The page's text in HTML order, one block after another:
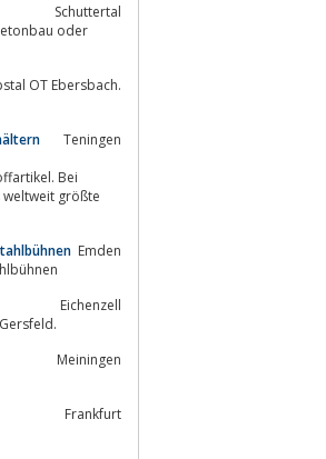
Schuttertal
OT Ebersbach.
Teningen
Bei
weltweit größte
Emden
Eichenzell
Eichenzell, Ebersburg und Gersfeld.
Meiningen
Frankfurt